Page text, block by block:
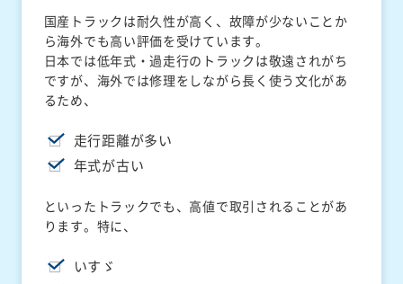
国産トラックは耐久性が高く、故障が少ないことか
ら海外でも高い評価を受けています。
日本では低年式・過走行のトラックは敬遠されがち
ですが、海外では修理をしながら長く使う文化があ
るため、
走行距離が多い
年式が古い
といったトラックでも、高値で取引されることがあ
ります。特に、
いすゞ